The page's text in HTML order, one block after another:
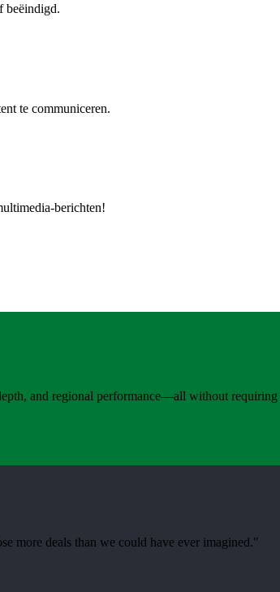
beëindigd.
te communiceren.
berichten!
and regional performance—all without
more deals than we could have ever imagined."